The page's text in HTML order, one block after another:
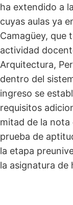
ha extendido a
cuyas aulas ya
Camagüey, que
actividad
Arquitectura,
dentro del
ingreso se
requisitos
mitad de la nota
prueba de
la etapa
la asignatura de